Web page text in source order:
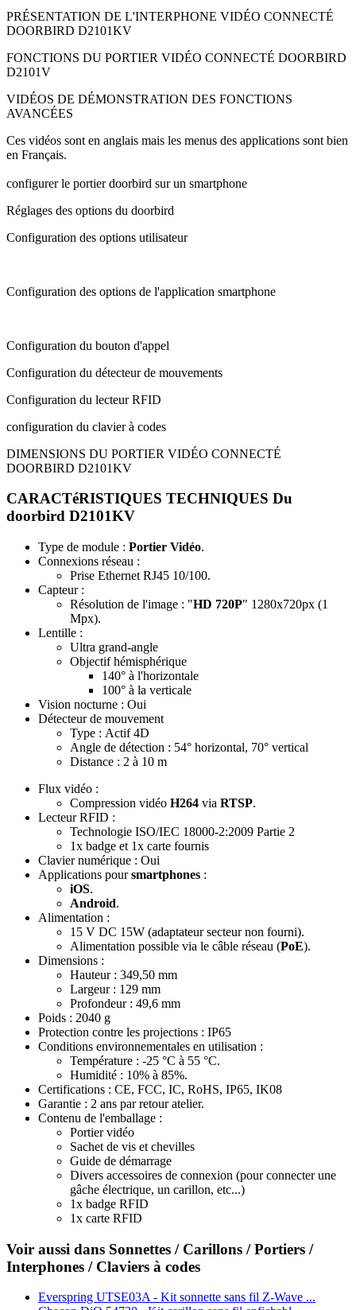
PRÉSENTATION DE L'INTERPHONE VIDÉO CONNECTÉ
DOORBIRD D2101KV
FONCTIONS DU PORTIER VIDÉO CONNECTÉ DOORBIRD
D2101V
VIDÉOS DE DÉMONSTRATION DES FONCTIONS
AVANCÉES
Ces vidéos sont en anglais mais les menus des applications sont bien
en Français.
configurer le portier doorbird sur un smartphone
Réglages des options du doorbird
Configuration des options utilisateur
Configuration des options de l'application smartphone
Configuration du bouton d'appel
Configuration du détecteur de mouvements
Configuration du lecteur RFID
configuration du clavier à codes
DIMENSIONS DU PORTIER VIDÉO CONNECTÉ
DOORBIRD D2101KV
CARACTéRISTIQUES TECHNIQUES Du
doorbird D2101KV
Type de module : Portier Vidéo.
Connexions réseau :
Prise Ethernet RJ45 10/100.
Capteur:
Résolution de l'image : "HD 720P" 1280x720px (1
Mpx).
Lentille :
Ultra grand-angle
Objectif hémisphérique
140° à l'horizontale
100° à la verticale
Vision nocturne : Oui
Détecteur de mouvement
Type : Actif 4D
Angle de détection : 54° horizontal, 70° vertical
Distance : 2 à 10 m
Flux vidéo :
Compression vidéo H264 via RTSP.
Lecteur RFID :
Technologie ISO/IEC 18000-2:2009 Partie 2
1x badge et 1x carte fournis
Clavier numérique : Oui
Applications poursmartphones :
iOS.
Android.
Alimentation :
15 V DC 15W (adaptateur secteur non fourni).
Alimentation possible via le câble réseau (PoE).
Dimensions :
Hauteur : 349,50 mm
Largeur : 129 mm
Profondeur : 49,6 mm
Poids : 2040 g
Protection contre les projections : IP65
Conditions environnementales en utilisation :
Température : -25 °C à 55 °C.
Humidité : 10% à 85%.
Certifications : CE, FCC, IC, RoHS, IP65, IK08
Garantie : 2 ans par retour atelier.
Contenu de l'emballage :
Portier vidéo
Sachet de vis et chevilles
Guide de démarrage
Divers accessoires de connexion (pour connecter une
gâche électrique, un carillon, etc...)
1x badge RFID
1x carte RFID
Voir aussi dans Sonnettes / Carillons / Portiers /
Interphones / Claviers à codes
Everspring UTSE03A - Kit sonnette sans fil Z-Wave ...